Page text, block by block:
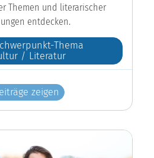
Themen und literarischer
entdecken.
Thema
/ Literatur
zeigen